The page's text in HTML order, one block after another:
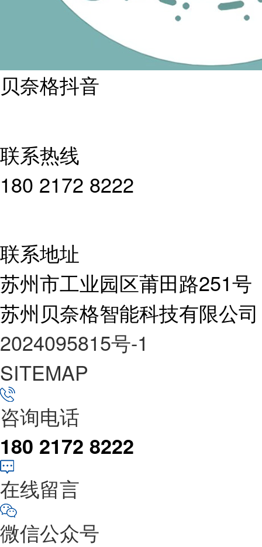
贝奈格抖音
联系热线
180 2172 8222
联系地址
苏州市工业园区莆田路251号
苏州贝奈格智能科技有限公
2024095815号-1
SITEMAP
咨询电话
180 2172 8222
在线留言
微信公众号